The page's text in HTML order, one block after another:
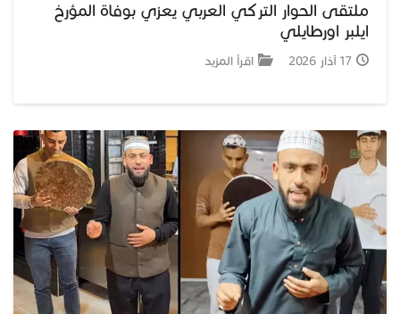
من نحن
ملتقى الحوار التركي العربي يعزي بوفاة المؤرخ
ايلبر اورطايلي
17 آذار 2026 اقرأ المزيد